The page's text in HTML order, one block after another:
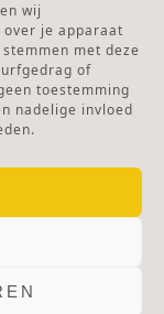
wij
je apparaat
met deze
of
toestemming
nadelige invloed
& COOKIES.